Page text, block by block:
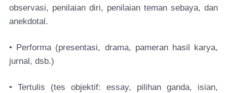
observasi, penilaian diri, penilaian teman sebaya, dan
anekdotal.
• Performa (presentasi, drama, pameran hasil karya,
jurnal, dsb.)
• Tertulis (tes objektif: essay, pilihan ganda, isian,